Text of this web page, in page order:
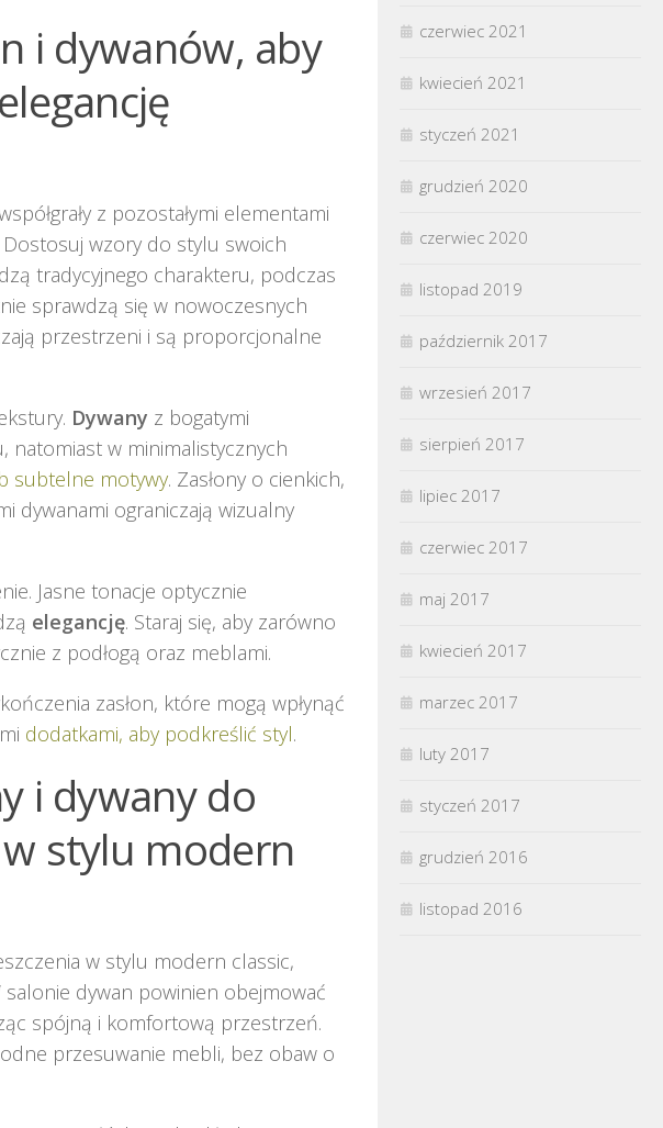
i dywanów, aby
z pozostałymi elementami
Dostosuj wzory do stylu swoich
tradycyjnego charakteru, podczas
sprawdzą się w nowoczesnych
przestrzeni i są proporcjonalne
Dywany z bogatymi
natomiast w minimalistycznych
subtelne motywy. Zasłony o cienkich,
dywanami ograniczają wizualny
Jasne tonacje optycznie
elegancję. Staraj się, aby zarówno
z podłogą oraz meblami.
zasłon, które mogą wpłynąć
dodatkami, aby podkreślić styl.
i dywany do
stylu modern
w stylu modern classic,
dywan powinien obejmować
spójną i komfortową przestrzeń.
przesuwanie mebli, bez obaw o
czerwiec 2021
kwiecień 2021
styczeń 2021
grudzień 2020
czerwiec 2020
listopad 2019
październik 2017
wrzesień 2017
sierpień 2017
lipiec 2017
czerwiec 2017
maj 2017
kwiecień 2017
marzec 2017
luty 2017
styczeń 2017
grudzień 2016
listopad 2016